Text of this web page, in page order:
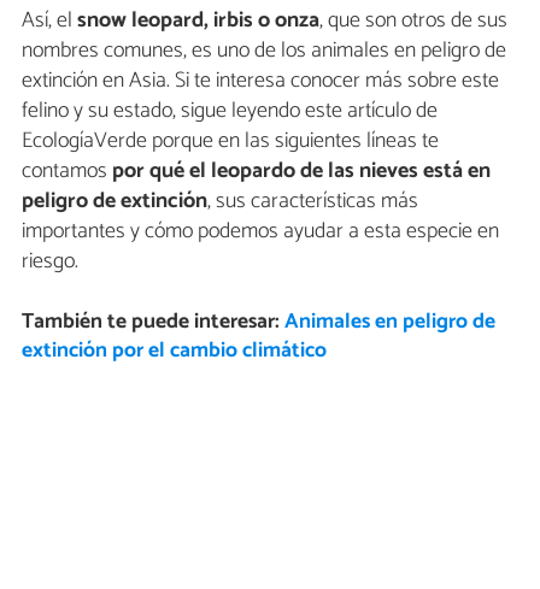
Así, elsnow leopard, irbis o onza, que son otros de sus
nombres comunes, es uno de los animales en peligro de
extinción en Asia. Si te interesa conocer más sobre este
felino y su estado, sigue leyendo este artículo de
EcologíaVerde porque en las siguientes líneas te
contamos por qué el leopardo de las nieves está en
peligro de extinción, sus características más
importantes y cómo podemos ayudar a esta especie en
riesgo.
También te puede interesar:Animales en peligro de
extinción por el cambio climático